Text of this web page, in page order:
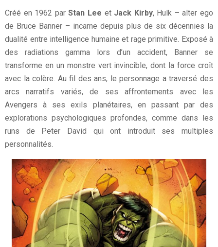
Créé en 1962 parStan Lee et Jack Kirby, Hulk – alter ego
de Bruce Banner – incarne depuis plus de six décennies la
dualité entre intelligence humaine et rage primitive. Exposé à
des radiations gamma lors d’un accident, Banner se
transforme en un monstre vert invincible, dont la force croît
avec la colère. Au fil des ans, le personnage a traversé des
arcs narratifs variés, de ses affrontements avec les
Avengers à ses exils planétaires, en passant par des
explorations psychologiques profondes, comme dans les
runs de Peter David qui ont introduit ses multiples
personnalités.